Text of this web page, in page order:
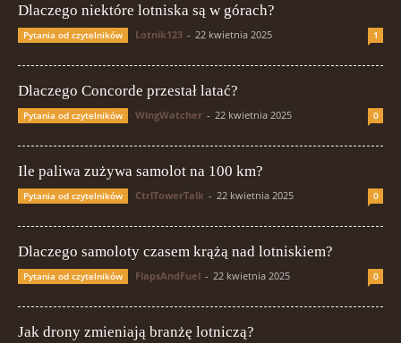
Dlaczego niektóre lotniska są w górach?
Pytania od czytelników Lotnik123 - 22 kwietnia 2025 1
Dlaczego Concorde przestał latać?
Pytania od czytelników WingWatcher - 22 kwietnia 2025 0
Ile paliwa zużywa samolot na 100 km?
Pytania od czytelników CtrlTowerTalk - 22 kwietnia 2025 0
Dlaczego samoloty czasem krążą nad lotniskiem?
Pytania od czytelników FlapsAndFuel - 22 kwietnia 2025 0
Jak drony zmieniają branżę lotniczą?